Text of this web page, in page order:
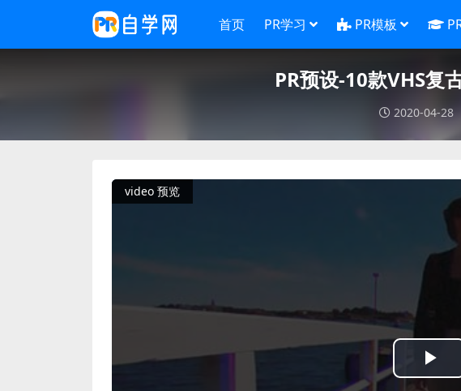
首页 PR学习 PR模板
PR预设-10款VHS复
2020-04-28
video 预览